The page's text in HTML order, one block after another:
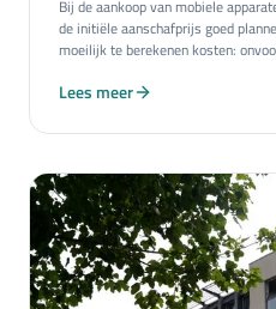
Bij de aankoop van mobiele
de initiële aanschafprijs goed
moeilijk te berekenen kosten:
transparantie, keuzevrijheid en
Lees meer